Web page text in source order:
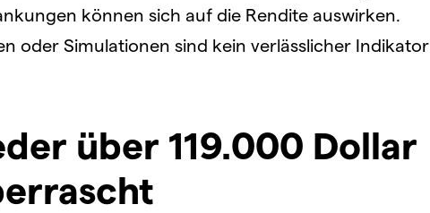
können sich auf die Rendite auswirken.
oder Simulationen sind kein verlässlicher Indikator
über 119.000 Dollar